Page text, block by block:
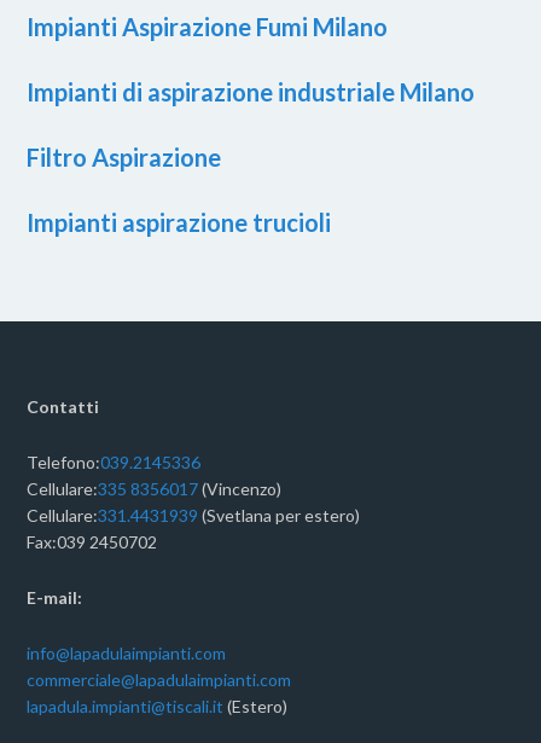
Impianti Aspirazione Fumi Milano
Impianti di aspirazione industriale Milano
Filtro Aspirazione
Impianti aspirazione trucioli
Contatti
Telefono:039.2145336
Cellulare:335 8356017(Vincenzo)
Cellulare:331.4431939 (Svetlana per estero)
Fax:039 2450702
E-mail:
info@lapadulaimpianti.com
commerciale@lapadulaimpianti.com
lapadula.impianti@tiscali.it (Estero)